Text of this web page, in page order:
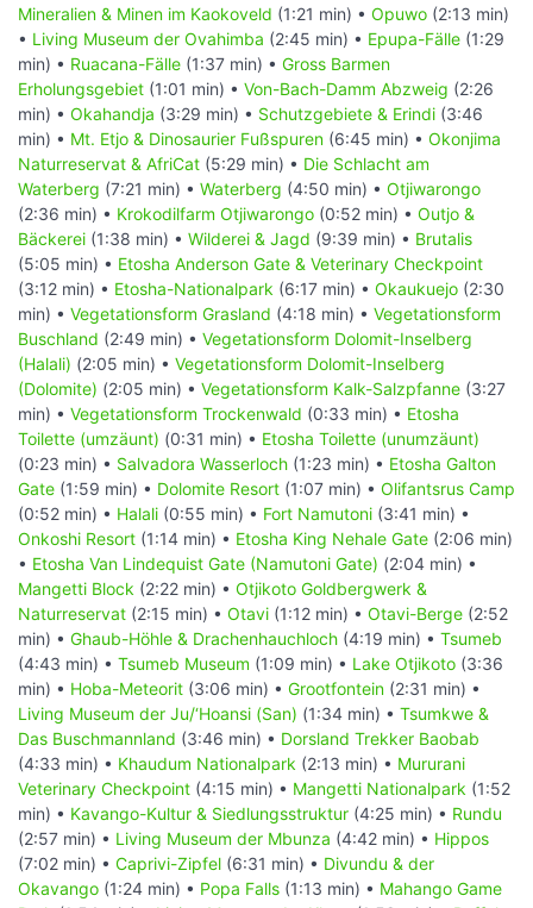
Mineralien & Minen im Kaokoveld (1:21 min) • Opuwo (2:13 min)
• Living Museum der Ovahimba (2:45 min) • Epupa-Fälle (1:29
min) • Ruacana-Fälle (1:37 min) • Gross Barmen
Erholungsgebiet (1:01 min) • Von-Bach-Damm Abzweig (2:26
min) • Okahandja (3:29 min) • Schutzgebiete & Erindi (3:46
min) • Mt. Etjo & Dinosaurier Fußspuren (6:45 min) • Okonjima
Naturreservat & AfriCat (5:29 min) • Die Schlacht am
Waterberg (7:21 min) • Waterberg (4:50 min) • Otjiwarongo
(2:36 min) • Krokodilfarm Otjiwarongo (0:52 min) • Outjo &
Bäckerei (1:38 min) • Wilderei & Jagd (9:39 min) • Brutalis
(5:05 min) • Etosha Anderson Gate & Veterinary Checkpoint
(3:12 min) • Etosha-Nationalpark (6:17 min) • Okaukuejo (2:30
min) • Vegetationsform Grasland (4:18 min) • Vegetationsform
Buschland (2:49 min) • Vegetationsform Dolomit-Inselberg
(Halali) (2:05 min) • Vegetationsform Dolomit-Inselberg
(Dolomite) (2:05 min) • Vegetationsform Kalk-Salzpfanne (3:27
min) • Vegetationsform Trockenwald (0:33 min) • Etosha
Toilette (umzäunt) (0:31 min) • Etosha Toilette (unumzäunt)
(0:23 min) • Salvadora Wasserloch (1:23 min) • Etosha Galton
Gate (1:59 min) • Dolomite Resort (1:07 min) • Olifantsrus Camp
(0:52 min) • Halali (0:55 min) • Fort Namutoni (3:41 min) •
Onkoshi Resort (1:14 min) • Etosha King Nehale Gate (2:06 min)
• Etosha Van Lindequist Gate (Namutoni Gate) (2:04 min) •
Mangetti Block (2:22 min) • Otjikoto Goldbergwerk &
Naturreservat (2:15 min) • Otavi (1:12 min) • Otavi-Berge (2:52
min) • Ghaub-Höhle & Drachenhauchloch (4:19 min) • Tsumeb
(4:43 min) • Tsumeb Museum (1:09 min) • Lake Otjikoto (3:36
min) • Hoba-Meteorit (3:06 min) • Grootfontein (2:31 min) •
Living Museum der Ju/‘Hoansi (San) (1:34 min) • Tsumkwe &
Das Buschmannland (3:46 min) • Dorsland Trekker Baobab
(4:33 min) • Khaudum Nationalpark (2:13 min) • Mururani
Veterinary Checkpoint (4:15 min) • Mangetti Nationalpark (1:52
min) • Kavango-Kultur & Siedlungsstruktur (4:25 min) • Rundu
(2:57 min) • Living Museum der Mbunza (4:42 min) • Hippos
(7:02 min) • Caprivi-Zipfel (6:31 min) • Divundu & der
Okavango (1:24 min) • Popa Falls (1:13 min) • Mahango Game